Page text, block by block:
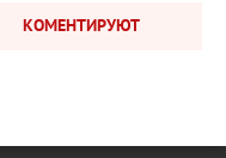
КОМЕНТИРУЮТ